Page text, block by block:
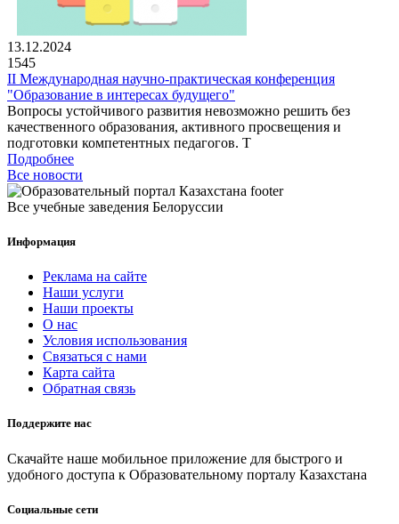
13.12.2024
1545
II Международная научно-практическая конференция
"Образование в интересах будущего"
Вопросы устойчивого развития невозможно решить без
качественного образования, активного просвещения и
подготовки компетентных педагогов. Т
Подробнее
Все новости
Все учебные заведения Белоруссии
Информация
Реклама на сайте
Наши услуги
Наши проекты
О нас
Условия использования
Связаться с нами
Карта сайта
Обратная связь
Поддержите нас
Скачайте наше мобильное приложение для быстрого и
удобного доступа к Образовательному порталу Казахстана
Социальные сети